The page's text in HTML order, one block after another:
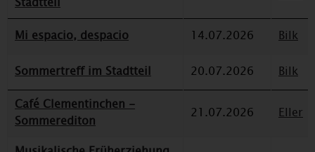
Mi espacio, despacio 14.07.2026 Bilk
Sommertreff im Stadtteil 20.07.2026
Bilk
Café Clementinchen -
Sommerediton
21.07.2026 Eller